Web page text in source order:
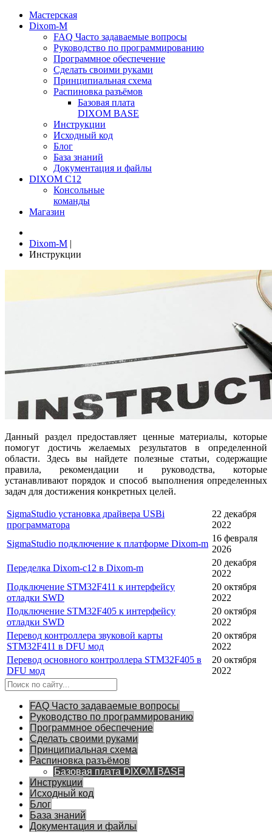
Мастерская
Dixom-M
FAQ Часто задаваемые вопросы
Руководство по программированию
Программное обеспечение
Сделать своими руками
Принципиальная схема
Распиновка разъёмов
Базовая плата
DIXOM BASE
Инструкции
Исходный код
Блог
База знаний
Документация и файлы
DIXOM C12
Консольные
команды
Магазин
Dixom-M |
Инструкции
Данный раздел предоставляет ценные материалы, которые
помогут достичь желаемых результатов в определенной
области. Здесь вы найдете полезные статьи, содержащие
правила, рекомендации и руководства, которые
устанавливают порядок и способ выполнения определенных
задач для достижения конкретных целей.
SigmaStudio установка драйвера USBi
программатора
22 декабря
2022
SigmaStudio подключение к платформе Dixom-m
16 февраля
2026
Переделка Dixom-c12 в Dixom-m
20 декабря
2022
Подключение STM32F411 к интерфейсу
отладки SWD
20 октября
2022
Подключение STM32F405 к интерфейсу
отладки SWD
20 октября
2022
Перевод контроллера звуковой карты
STM32F411 в DFU мод
20 октября
2022
Перевод основного контроллера STM32F405 в
DFU мод
20 октября
2022
FAQ Часто задаваемые вопросы
Руководство по программированию
Программное обеспечение
Сделать своими руками
Принципиальная схема
Распиновка разъёмов
Базовая плата DIXOM BASE
Инструкции
Исходный код
Блог
База знаний
Документация и файлы